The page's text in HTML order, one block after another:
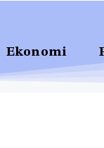
Ekonomi